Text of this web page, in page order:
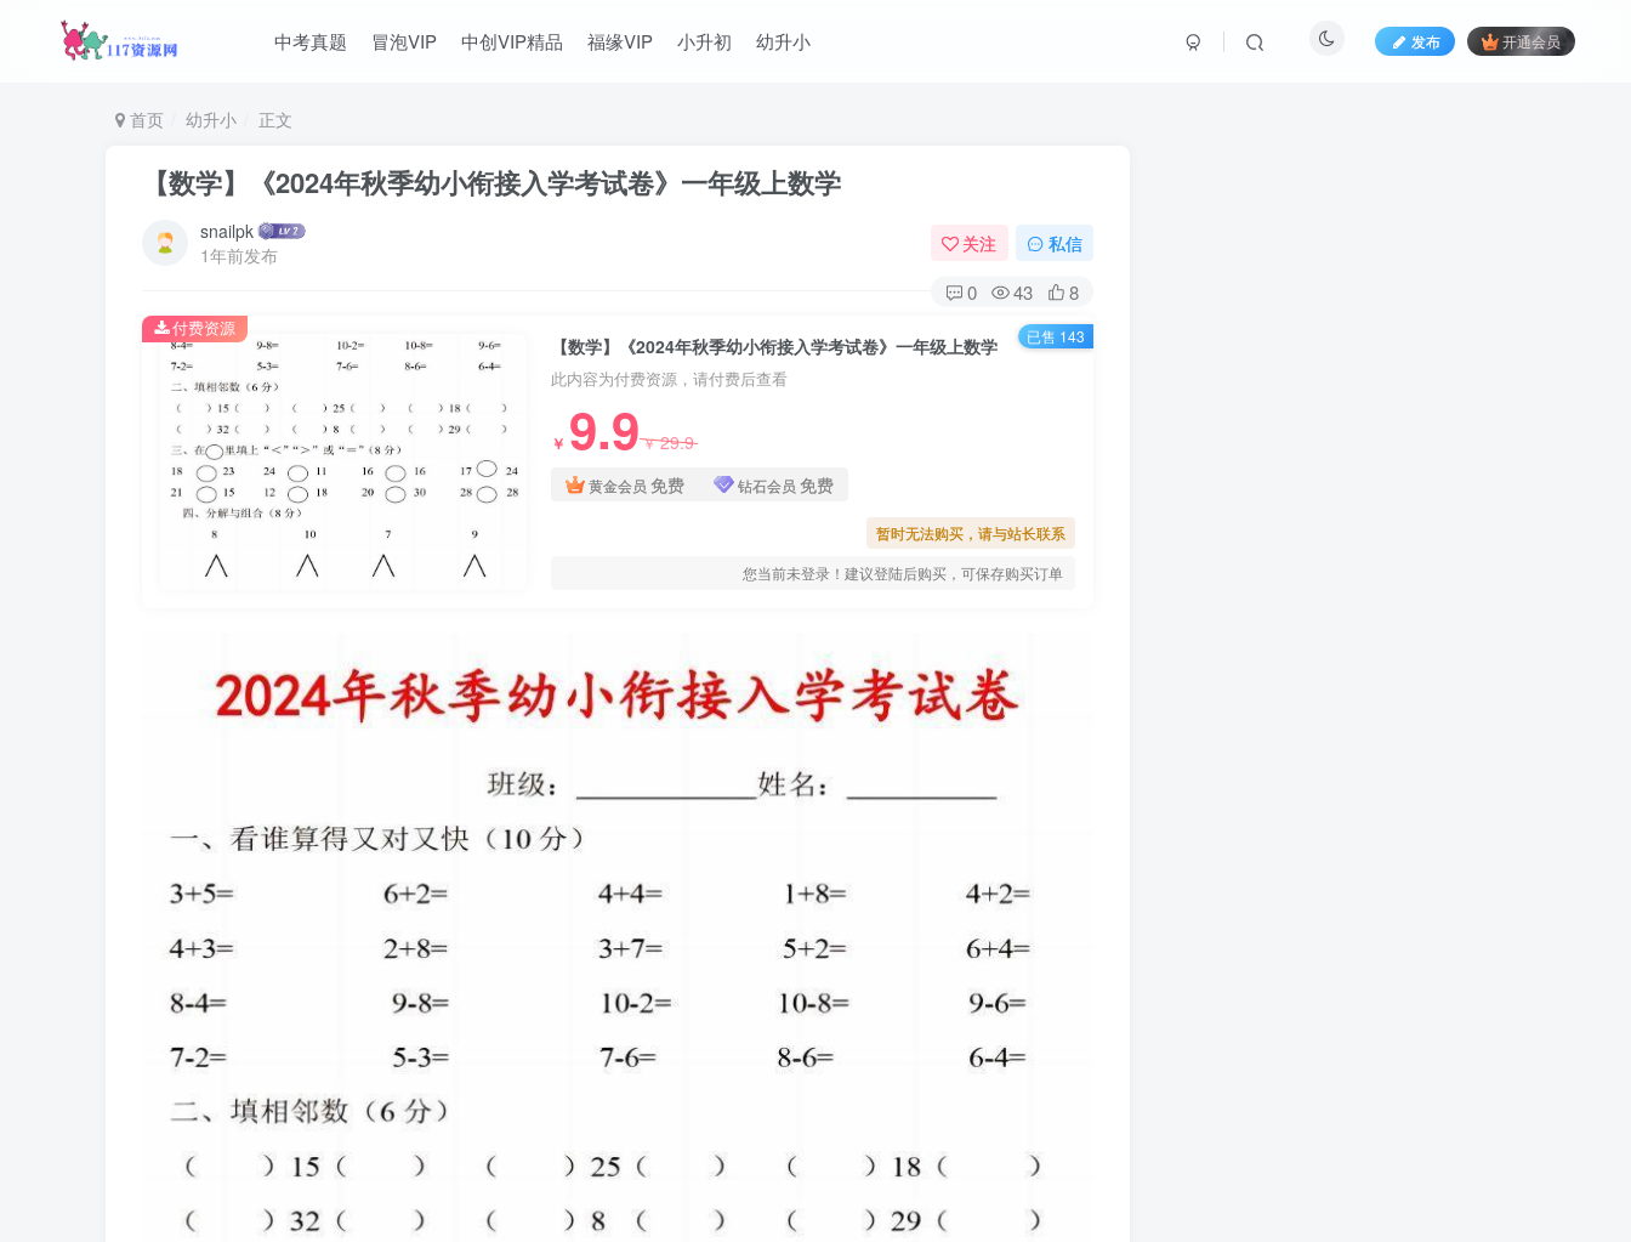
中考真题 冒泡VIP 中创VIP精品 福缘VIP 小升初 幼升小 发布 开通会员
首页 幼升小 正文
【数学】《2024年秋季幼小衔接入学考试卷》一年级上数学
snailpk
1年前发布
关注 私信
0 43 8
【数学】《2024年秋季幼小衔接入学考试卷》一年级上数学
此内容为付费资源，请付费后查看
￥ 9.9￥29.9
黄金会员 免费 钻石会员 免费
暂时无法购买，请与站长联系
您当前未登录！建议登陆后购买，可保存购买订单
付费资源 已售 143